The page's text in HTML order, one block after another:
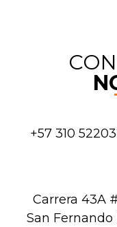
+57 310
Carrera 43A
San